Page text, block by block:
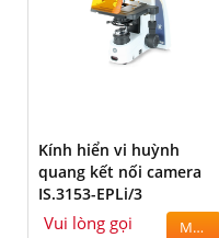
Kính hiển vi huỳnh
quang kết nối camera
IS.3153-EPLi/3
Vui lòng gọi MUA